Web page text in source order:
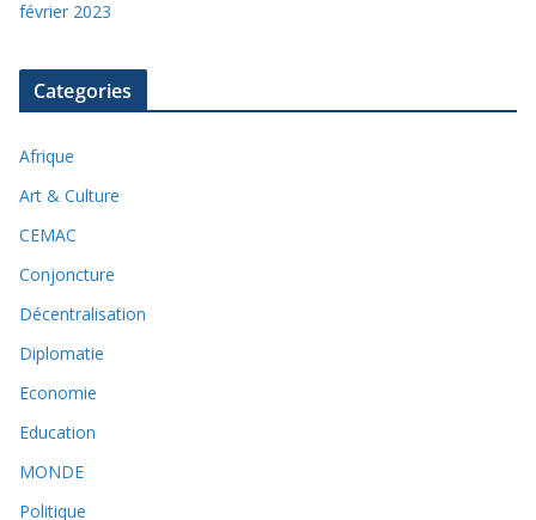
février 2023
Categories
Afrique
Art & Culture
CEMAC
Conjoncture
Décentralisation
Diplomatie
Economie
Education
MONDE
Politique